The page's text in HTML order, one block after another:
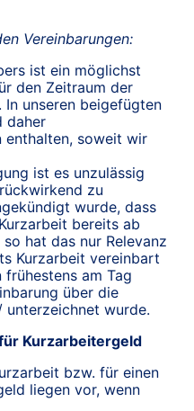
Vereinbarungen:
ist ein möglichst
den Zeitraum der
unseren beigefügten
daher
enthalten, soweit wir
ist es unzulässig
zu
wurde, dass
bereits ab
hat das nur Relevanz
Kurzarbeit vereinbart
am Tag
über die
unterzeichnet wurde.
Kurzarbeitergeld
bzw. für einen
liegen vor, wenn